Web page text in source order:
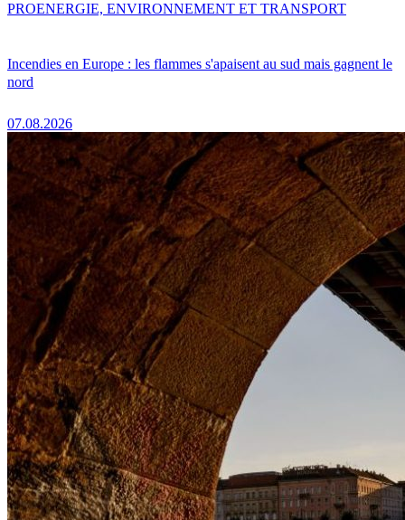
Incendies en Europe : les flammes s'apaisent au sud mais gagnent le
nord
07.08.2026
PROENERGIE, ENVIRONNEMENT ET TRANSPORT